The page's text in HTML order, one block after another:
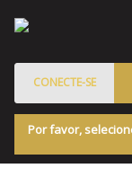
CONECTE-SE
Por favor,